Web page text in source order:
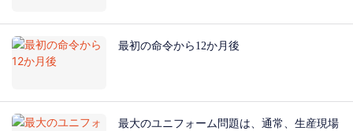
最初の命令から12か月後
最大のユニフォーム問題は、通常、生産現場